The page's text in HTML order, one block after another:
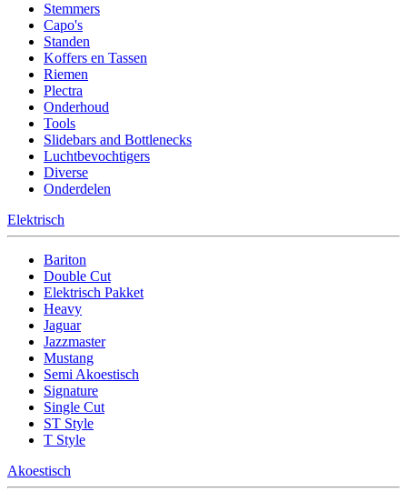
Stemmers
Capo's
Standen
Koffers en Tassen
Riemen
Plectra
Onderhoud
Tools
Slidebars and Bottlenecks
Luchtbevochtigers
Diverse
Onderdelen
Elektrisch
Bariton
Double Cut
Elektrisch Pakket
Heavy
Jaguar
Jazzmaster
Mustang
Semi Akoestisch
Signature
Single Cut
ST Style
T Style
Akoestisch